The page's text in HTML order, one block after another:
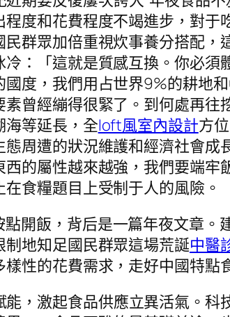
程度和花費程度不竭進步，對
群眾加倍重視炊事養分搭配
冷：「這就是質感互換。你必須
國度，我們用占世界9%的耕地
素曾經繃得很緊了。到何處再
海等延長，全loft風室內設計方
態周遭的狀況維護和經濟社會
西的屬性越來越強，我們要端
食糧題目上受制于人的風險。
點開飯，背后是一篇年夜文章
制地知足國民群眾這場荒誕中醫
性的花費需求，走好中國特點
能，激起食品供應立異活氣。科